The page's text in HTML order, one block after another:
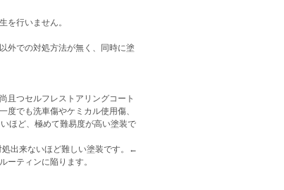
を行いません。
外での対処方法が無く、同時に塗
且つセルフレストアリングコート
度でも洗車傷やケミカル使用傷、
ほど、極めて難易度が高い塗装で
出来ないほど難しい塗装です。←
ーティンに陥ります。